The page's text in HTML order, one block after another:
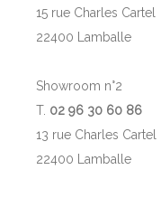
15 rue Charles Cartel
22400 Lamballe
Showroom n°2
T. 02 96 30 60 86
13 rue Charles Cartel
22400 Lamballe